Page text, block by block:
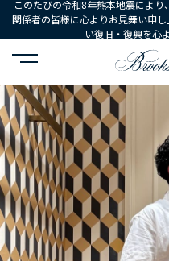
このたびの令和8年熊本地震によ
関係者の皆様に心よりお見舞い申
い復旧・復興を心
HOME コーディネート コ